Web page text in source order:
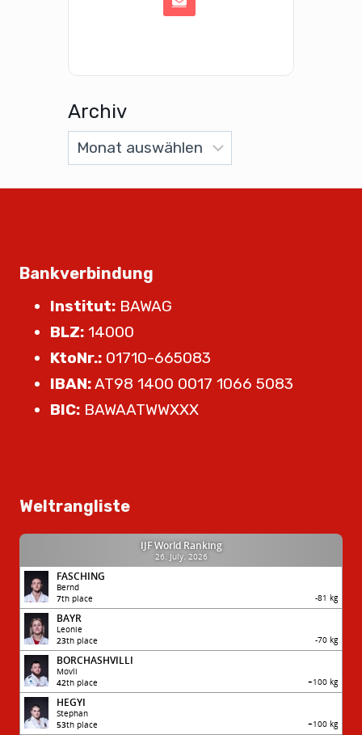
Archiv
Bankverbindung
Institut: BAWAG
BLZ: 14000
KtoNr.: 01710-665083
IBAN:AT98 1400 0017 1066 5083
BIC: BAWAATWWXXX
Weltrangliste